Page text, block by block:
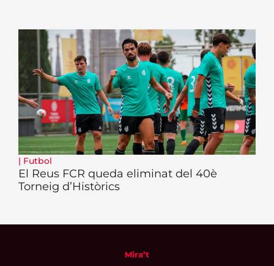
| Futbol
El Reus FCR queda eliminat del 40è
Torneig d’Històrics
Mira’t